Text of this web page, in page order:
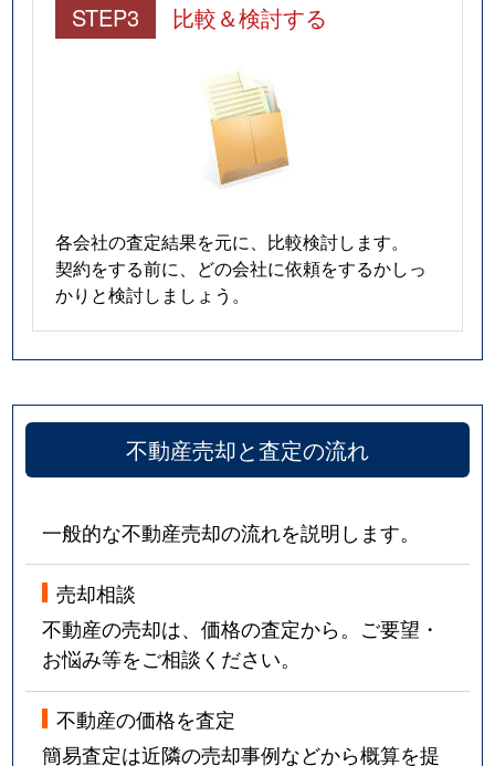
STEP3 比較＆検討する
各会社の査定結果を元に、比較検討します。
契約をする前に、どの会社に依頼をするかしっ
かりと検討しましょう。
不動産売却と査定の流れ
一般的な不動産売却の流れを説明します。
売却相談
不動産の売却は、価格の査定から。ご要望・
お悩み等をご相談ください。
不動産の価格を査定
簡易査定は近隣の売却事例などから概算を提